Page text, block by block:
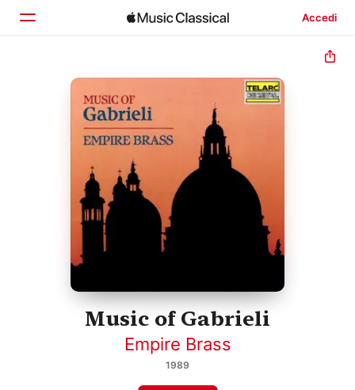
Accedi
Home
Scopri
Cerca
Music of Gabrieli
Empire Brass
1989